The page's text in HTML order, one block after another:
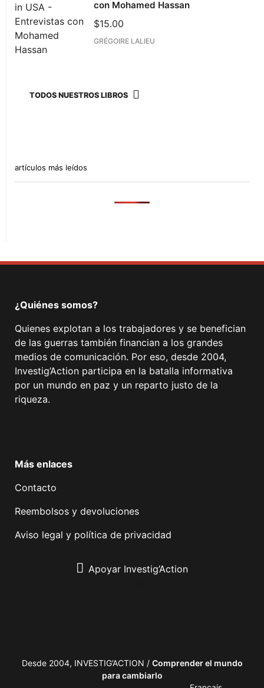
con Mohamed Hassan
$15.00
GRÉGOIRE LALIEU
TODOS NUESTROS LIBROS
artículos más leídos
¿Quiénes somos?
Quienes explotan a los trabajadores y se benefician
de las guerras también financian a los grandes
medios de comunicación. Por eso, desde 2004,
Investig’Action participa en la batalla informativa
por un mundo en paz y un reparto justo de la
riqueza.
Más enlaces
Contacto
Reembolsos y devoluciones
Aviso legal y política de privacidad
Apoyar Investig’Action
Desde 2004, INVESTIG’ACTION / Comprender el mundo
para cambiarlo